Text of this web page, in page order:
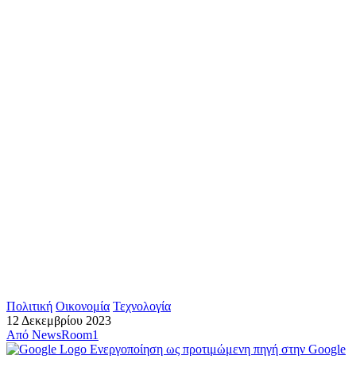
Πολιτική Οικονομία Τεχνολογία
12 Δεκεμβρίου 2023
Από NewsRoom1
Ενεργοποίηση ως προτιμώμενη πηγή στην Google